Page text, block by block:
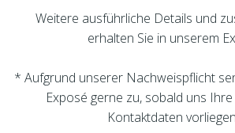
Weitere ausführliche Details und
erhalten Sie in unserem
* Aufgrund unserer Nachweispflicht
Exposé gerne zu, sobald uns
Kontaktdaten